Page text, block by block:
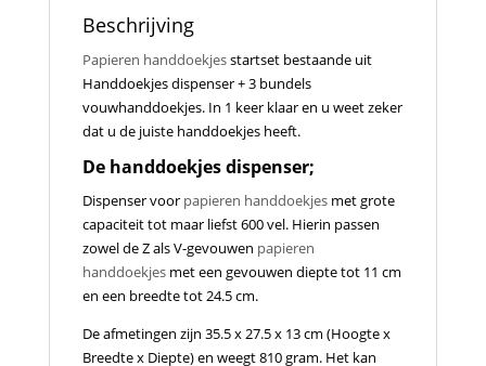
Beschrijving
Papieren handdoekjesstartset bestaande uit
Handdoekjes dispenser + 3 bundels
vouwhanddoekjes. In 1 keer klaar en u weet zeker
dat u de juiste handdoekjes heeft.
De handdoekjes dispenser;
Dispenser voor papieren handdoekjesmet grote
capaciteit tot maar liefst 600 vel. Hierin passen
zowel de Z als V-gevouwen papieren
handdoekjesmet een gevouwen diepte tot 11 cm
en een breedte tot 24.5 cm.
De afmetingen zijn 35.5 x 27.5 x 13 cm (Hoogte x
Breedte x Diepte) en weegt 810 gram. Het kan